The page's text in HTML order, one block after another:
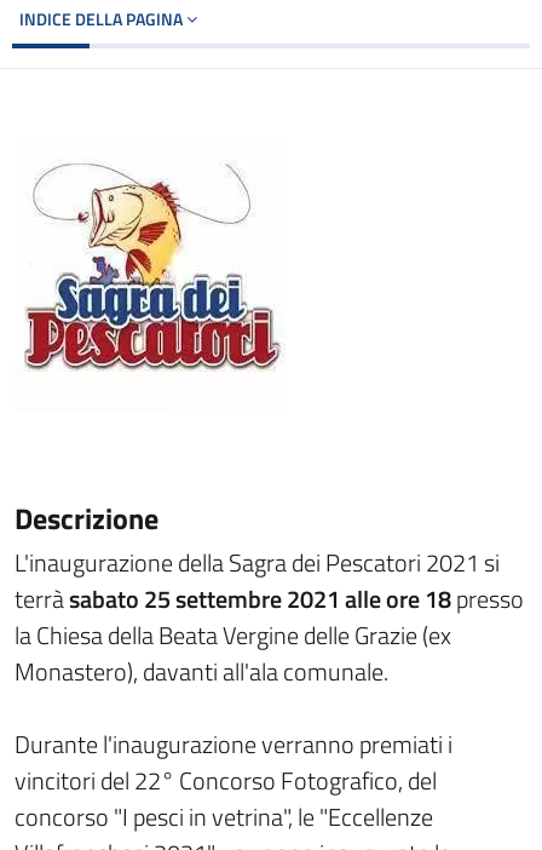
INDICE DELLA PAGINA
Descrizione
L'inaugurazione della Sagra dei Pescatori 2021 si
terràsabato 25 settembre 2021 alle ore 18presso
la Chiesa della Beata Vergine delle Grazie (ex
Monastero), davanti all'ala comunale.
Durante l'inaugurazione verranno premiati i
vincitori del 22° Concorso Fotografico, del
concorso "I pesci in vetrina", le "Eccellenze